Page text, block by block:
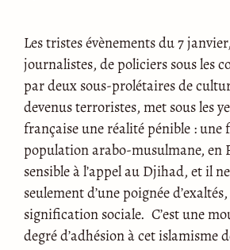
Les tristes évènements du 7
journalistes, de policiers sous les
par deux sous-prolétaires de
devenus terroristes, met sous les
française une réalité pénible : une
population arabo-musulmane, en
sensible à l’appel au Djihad, et il
seulement d’une poignée
signification sociale. C’est une
degré d’adhésion à cet islamisme